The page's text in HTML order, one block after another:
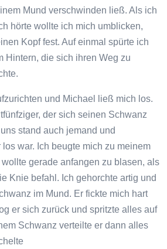
Mund verschwinden ließ. Als ich
hörte wollte ich mich umblicken,
Kopf fest. Auf einmal spürte ich
Hintern, die sich ihren Weg zu
und Michael ließ mich los.
der sich seinen Schwanz
stand auch jemand und
war. Ich beugte mich zu meinem
gerade anfangen zu blasen, als
Knie befahl. Ich gehorchte artig und
im Mund. Er fickte mich hart
er sich zurück und spritzte alles auf
Schwanz verteilte er dann alles